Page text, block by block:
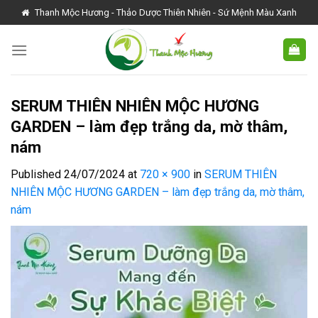
Skip
to
content
Thanh Mộc Hương - Thảo Dược Thiên Nhiên - Sứ Mệnh Màu Xanh
SERUM THIÊN NHIÊN MỘC HƯƠNG
GARDEN – làm đẹp trắng da, mờ thâm,
nám
Published 24/07/2024 at 720 × 900 in SERUM THIÊN
NHIÊN MỘC HƯƠNG GARDEN – làm đẹp trắng da, mờ thâm,
nám